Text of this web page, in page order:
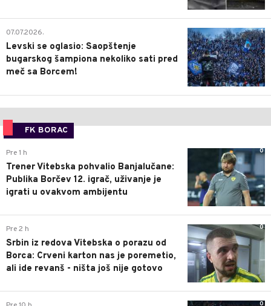
1
07.07.2026.
Levski se oglasio: Saopštenje
bugarskog šampiona nekoliko sati pred
meč sa Borcem!
FK BORAC
0
Pre 1 h
Trener Vitebska pohvalio Banjalučane:
Publika Borčev 12. igrač, uživanje je
igrati u ovakvom ambijentu
0
Pre 2 h
Srbin iz redova Vitebska o porazu od
Borca: Crveni karton nas je poremetio,
ali ide revanš - ništa još nije gotovo
0